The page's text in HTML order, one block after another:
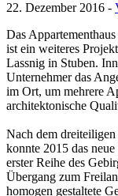
22. Dezember 2016 -
Das
ist ein weiteres
Lassnig in Stuben.
Unternehmer das
im Ort, um mehrere
architektonische
Nach dem
konnte 2015 das
erster Reihe des
Übergang zum
homogen gestaltete